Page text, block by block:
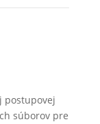
postupovej
súborov pre